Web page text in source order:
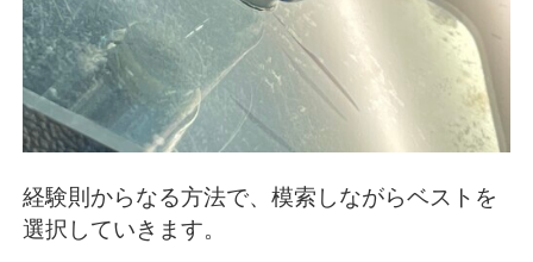
経験則からなる方法で、模索しながらベストを
選択していきます。